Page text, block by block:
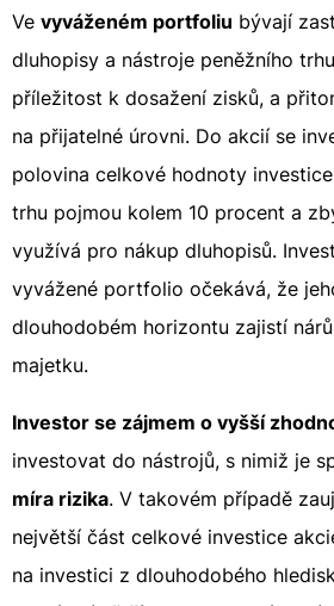
Ve vyváženém portfoliu bývají
dluhopisy a nástroje peněžního
příležitost k dosažení zisků, a
na přijatelné úrovni. Do akcií se
polovina celkové hodnoty
trhu pojmou kolem 10 procent a
využívá pro nákup dluhopisů.
vyvážené portfolio očekává, že
dlouhodobém horizontu zajistí
majetku.
Investor se zájmem o vyšší
investovat do nástrojů, s nimiž je
míra rizika. V takovém případě
největší část celkové investice
na investici z dlouhodobého